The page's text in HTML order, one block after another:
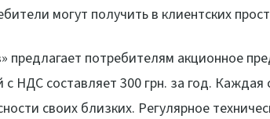
могут получить в клиентских
предлагает потребителям акционное
НДС составляет 300 грн. за год.
своих близких. Регулярное